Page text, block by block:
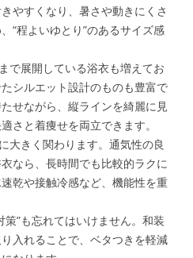
やすくなり、暑さや動きにくさ
“程よいゆとり”のあるサイズ感
で展開している浴衣も増えてお
シルエット設計のものも豊富で
せながら、縦ラインを綺麗に見
さと着痩せを両立できます。
大きく関わります。通気性の良
なら、長時間でも比較的ラクに
乾や接触冷感など、機能性を重
”も忘れてはいけません。和装
入れることで、ベタつきを軽減